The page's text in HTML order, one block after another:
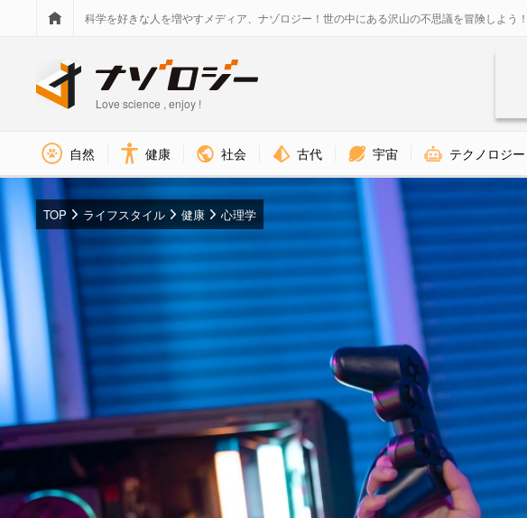
科学を好きな人を増やすメディア、ナゾロジー！世の中にある沢山の不思議を冒険しよう！
Love science , enjoy !
自然 健康 社会 古代 宇宙 テクノロジー
TOP ライフスタイル 健康 心理学